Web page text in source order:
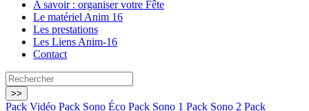
A savoir : organiser votre Fête
Le matériel Anim 16
Les prestations
Les Liens Anim-16
Contact
Pack Vidéo Pack Sono Éco Pack Sono 1 Pack Sono 2 Pack